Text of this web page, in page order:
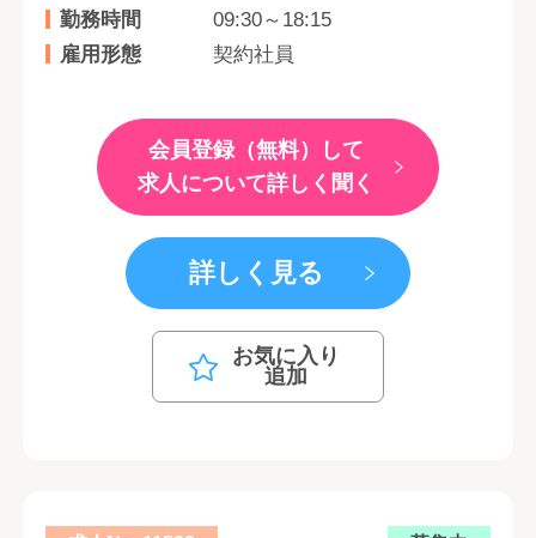
勤務時間
09:30～18:15
雇用形態
契約社員
会員登録（無料）して
求人について詳しく聞く
詳しく見る
お気に入り
追加